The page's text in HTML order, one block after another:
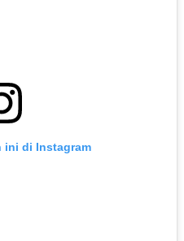
ini di Instagram